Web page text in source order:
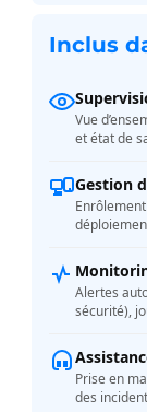
Inclus
Vue
et état de
Gestion
Alertes
sécurité),
Prise en
des